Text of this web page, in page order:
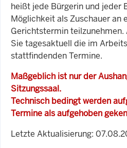
heißt jede Bürgerin und jeder
Möglichkeit als Zuschauer an
Gerichtstermin
Sie tagesaktuell die im
stattfindenden Termine.
Maßgeblich ist nur der
Sitzungssaal.
Technisch bedingt werden
Termine als aufgehoben
Letzte Aktualisierung: